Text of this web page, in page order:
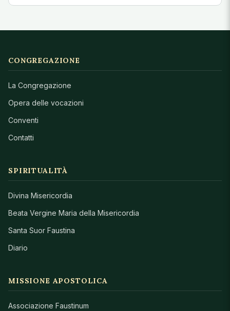
CONGREGAZIONE
La Congregazione
Opera delle vocazioni
Conventi
Contatti
SPIRITUALITÀ
Divina Misericordia
Beata Vergine Maria della Misericordia
Santa Suor Faustina
Diario
MISSIONE APOSTOLICA
Associazione Faustinum